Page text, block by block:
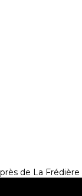
près de La Frédière